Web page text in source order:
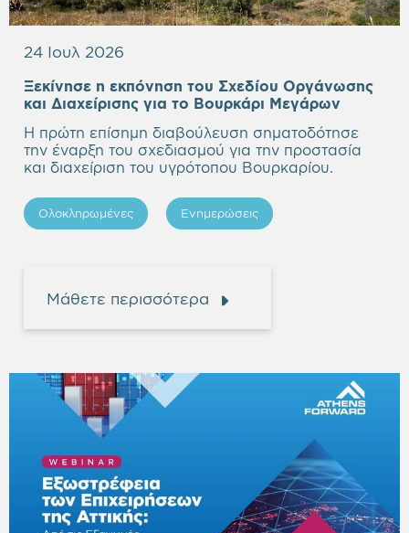
24 Ιουλ 2026
Ξεκίνησε η εκπόνηση του Σχεδίου Οργάνωσης
και Διαχείρισης για το Βουρκάρι Μεγάρων
Η πρώτη επίσημη διαβούλευση σηματοδότησε
την έναρξη του σχεδιασμού για την προστασία
και διαχείριση του υγρότοπου Βουρκαρίου.
Ολοκληρωμένες Ενημερώσεις
Μάθετε περισσότερα